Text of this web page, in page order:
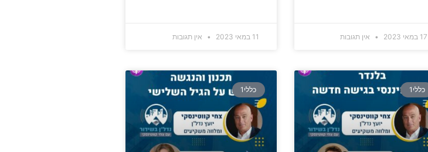
17 במאי 2023 אין תגובות 11 במאי 2023 אין תגובות
כללי1 כללי1